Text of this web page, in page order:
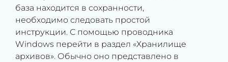
база находится в сохранности,
необходимо следовать простой
инструкции. С помощью проводника
Windows перейти в раздел «Хранилище
архивов». Обычно оно представлено в